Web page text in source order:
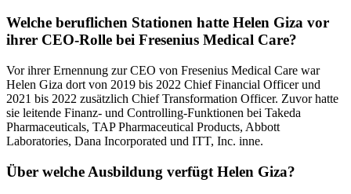
Welche beruflichen Stationen hatte Helen Giza vor
ihrer CEO-Rolle bei Fresenius Medical Care?
Vor ihrer Ernennung zur CEO von Fresenius Medical Care war
Helen Giza dort von 2019 bis 2022 Chief Financial Officer und
2021 bis 2022 zusätzlich Chief Transformation Officer. Zuvor hatte
sie leitende Finanz- und Controlling-Funktionen bei Takeda
Pharmaceuticals, TAP Pharmaceutical Products, Abbott
Laboratories, Dana Incorporated und ITT, Inc. inne.
Über welche Ausbildung verfügt Helen Giza?